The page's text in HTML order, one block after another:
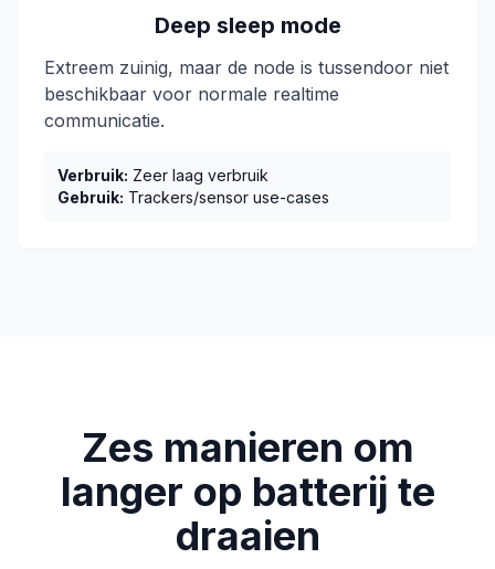
Deep sleep mode
Extreem zuinig, maar de node is tussendoor niet
beschikbaar voor normale realtime
communicatie.
Verbruik: Zeer laag verbruik
Gebruik: Trackers/sensor use-cases
Zes manieren om
langer op batterij te
draaien